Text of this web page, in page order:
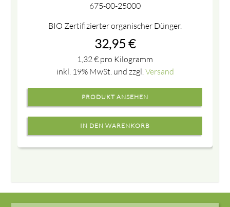
675-00-25000
BIO Zertifizierter organischer Dünger.
32,95 €
1,32€ pro Kilogramm
inkl. 19% MwSt. und zzgl.Versand
PRODUKT ANSEHEN